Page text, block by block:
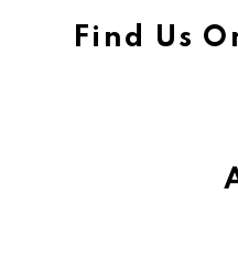
Find Us